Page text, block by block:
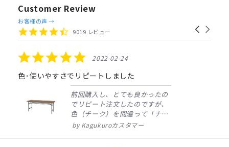
Customer Review
Reviews
carousel
Carousel
arrows
4.4
star
9019 レビュー
お客様の声 →
5.0
star
rating
2022-02-24
色･使いやすさでリピートしました
前回購入し、とても良かったの
でリピート注文したのですが、
色（チーク）を間違って「ナチ
ュラル」としてしまいました。
Kagukuroカスタマー